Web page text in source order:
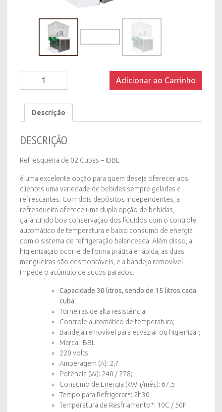
Cubas
-
quantity
Adicionar ao Carrinho
Descrição
DESCRIÇÃO
Refresqueira de 02 Cubas – IBBL
é uma excelente opção para quem deseja oferecer aos
clientes uma variedade de bebidas sempre geladas e
refrescantes. Com dois depósitos independentes, a
refresqueira oferece uma dupla opção de bebidas,
garantindo boa conservação dos líquidos com o controle
automático de temperatura e baixo consumo de energia
com o sistema de refrigeração balanceada. Além disso, a
higienização ocorre de forma prática e rápida, as duas
mangueiras são desmontáveis, e a bandeja removível
impede o acúmulo de sucos parados.
Capacidade 30 litros, sendo de 15 litros cada
cuba
Torneiras de alta resistência
Controle automático de temperatura;
Bandeja removível para esvaziar ou higienizar;
Marca: IBBL
220 volts
Amperagem (A): 2,7
Potência (W): 240 / 278;
Consumo de Energia (kWh/mês): 67,5
Tempo para Refrigerar*: 2h30
Temperatura de Resfriamento*: 10C / 50F